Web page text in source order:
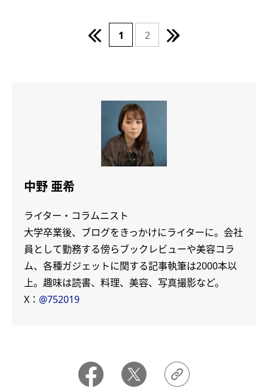
1 2
中野 亜希
ライター・コラムニスト
大学卒業後、ブログをきっかけにライターに。会社
員として勤務する傍らブックレビューや美容コラ
ム、各種ガジェットに関する記事執筆は2000本以
上。趣味は読書、料理、美容、写真撮影など。
X： @752019